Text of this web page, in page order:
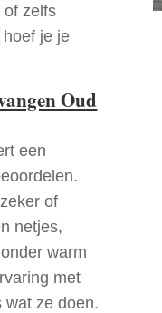
of zelfs
je je
Oud
een
of
netjes,
warm
met
wat ze doen.